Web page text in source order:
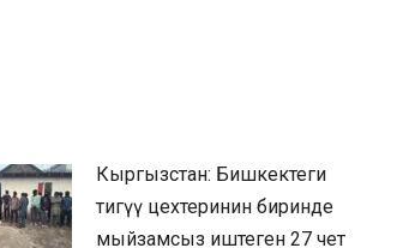
Кыргызстан: Бишкектеги
тигүү цехтеринин биринде
мыйзамсыз иштеген 27 чет